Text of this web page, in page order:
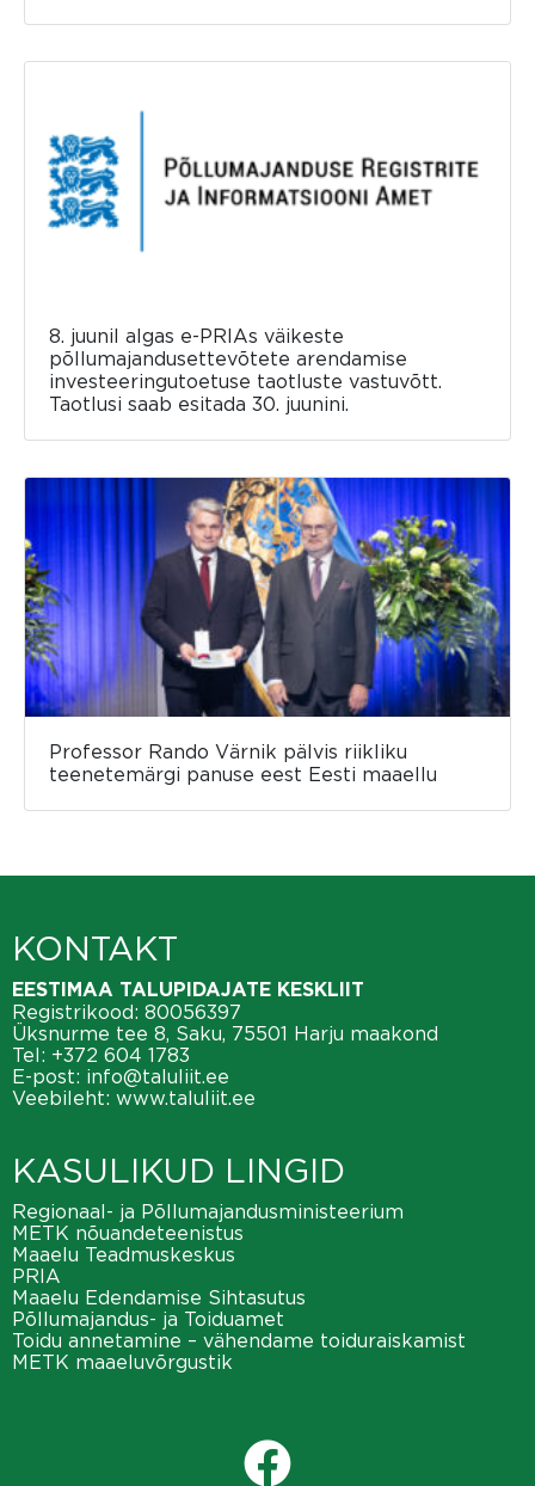
8. juunil algas e-PRIAs väikeste
põllumajandusettevõtete arendamise
investeeringutoetuse taotluste vastuvõtt.
Taotlusi saab esitada 30. juunini.
Professor Rando Värnik pälvis riikliku
teenetemärgi panuse eest Eesti maaellu
KONTAKT
EESTIMAA TALUPIDAJATE KESKLIIT
Registrikood: 80056397
Üksnurme tee 8, Saku, 75501 Harju maakond
Tel: +372 604 1783
E-post: info@taluliit.ee
Veebileht: www.taluliit.ee
KASULIKUD LINGID
Regionaal- ja Põllumajandusministeerium
METK nõuandeteenistus
Maaelu Teadmuskeskus
PRIA
Maaelu Edendamise Sihtasutus
Põllumajandus- ja Toiduamet
Toidu annetamine – vähendame toiduraiskamist
METK maaeluvõrgustik